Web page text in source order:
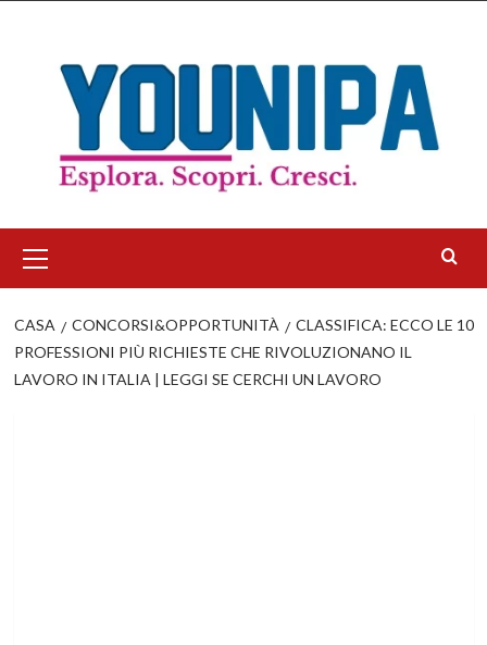
contenuto
principale
CASA CONCORSI&OPPORTUNITÀ
CLASSIFICA: ECCO LE 10
PROFESSIONI PIÙ RICHIESTE CHE RIVOLUZIONANO IL
LAVORO IN ITALIA | LEGGI SE CERCHI UN LAVORO